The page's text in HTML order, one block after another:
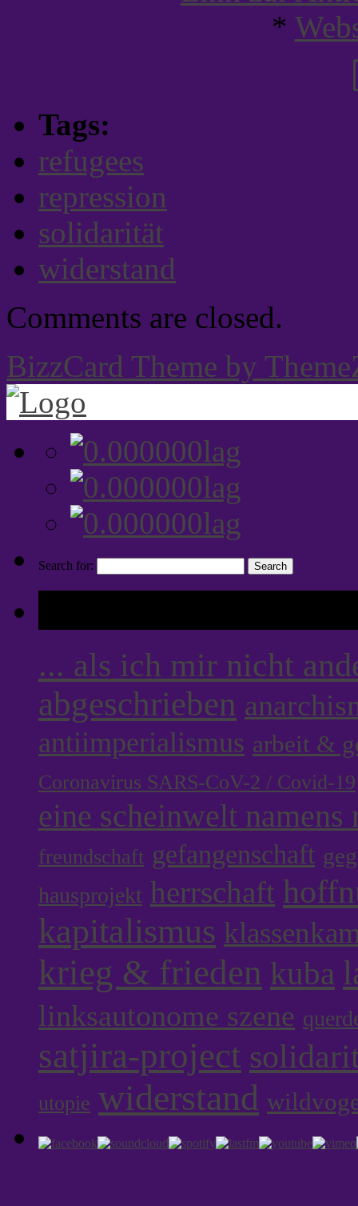
*
Tags:
refugees
repression
solidarität
widerstand
Comments are closed.
BizzCard Theme by
Search for:
... als ich mir nicht
abgeschrieben
antiimperialismus arbeit &
Coronavirus SARS-CoV-2 / Covid-19
eine scheinwelt namens
freundschaft gefangenschaft
hausprojekt herrschaft
kapitalismus
krieg & frieden kuba
linksautonome szene
satjira-project
utopie widerstand